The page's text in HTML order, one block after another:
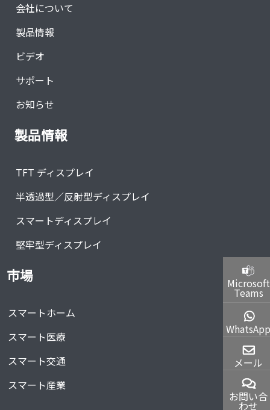
会社について
製品情報
ビデオ
サポート
お知らせ
製品情報
TFT ディスプレイ
半透過型／反射型ディスプレイ
スマートディスプレイ
堅牢型ディスプレイ
市場
スマートホーム
スマート医療
スマート交通
スマート産業
Microsoft
Teams
WhatsApp
メール
お問い合
わせ